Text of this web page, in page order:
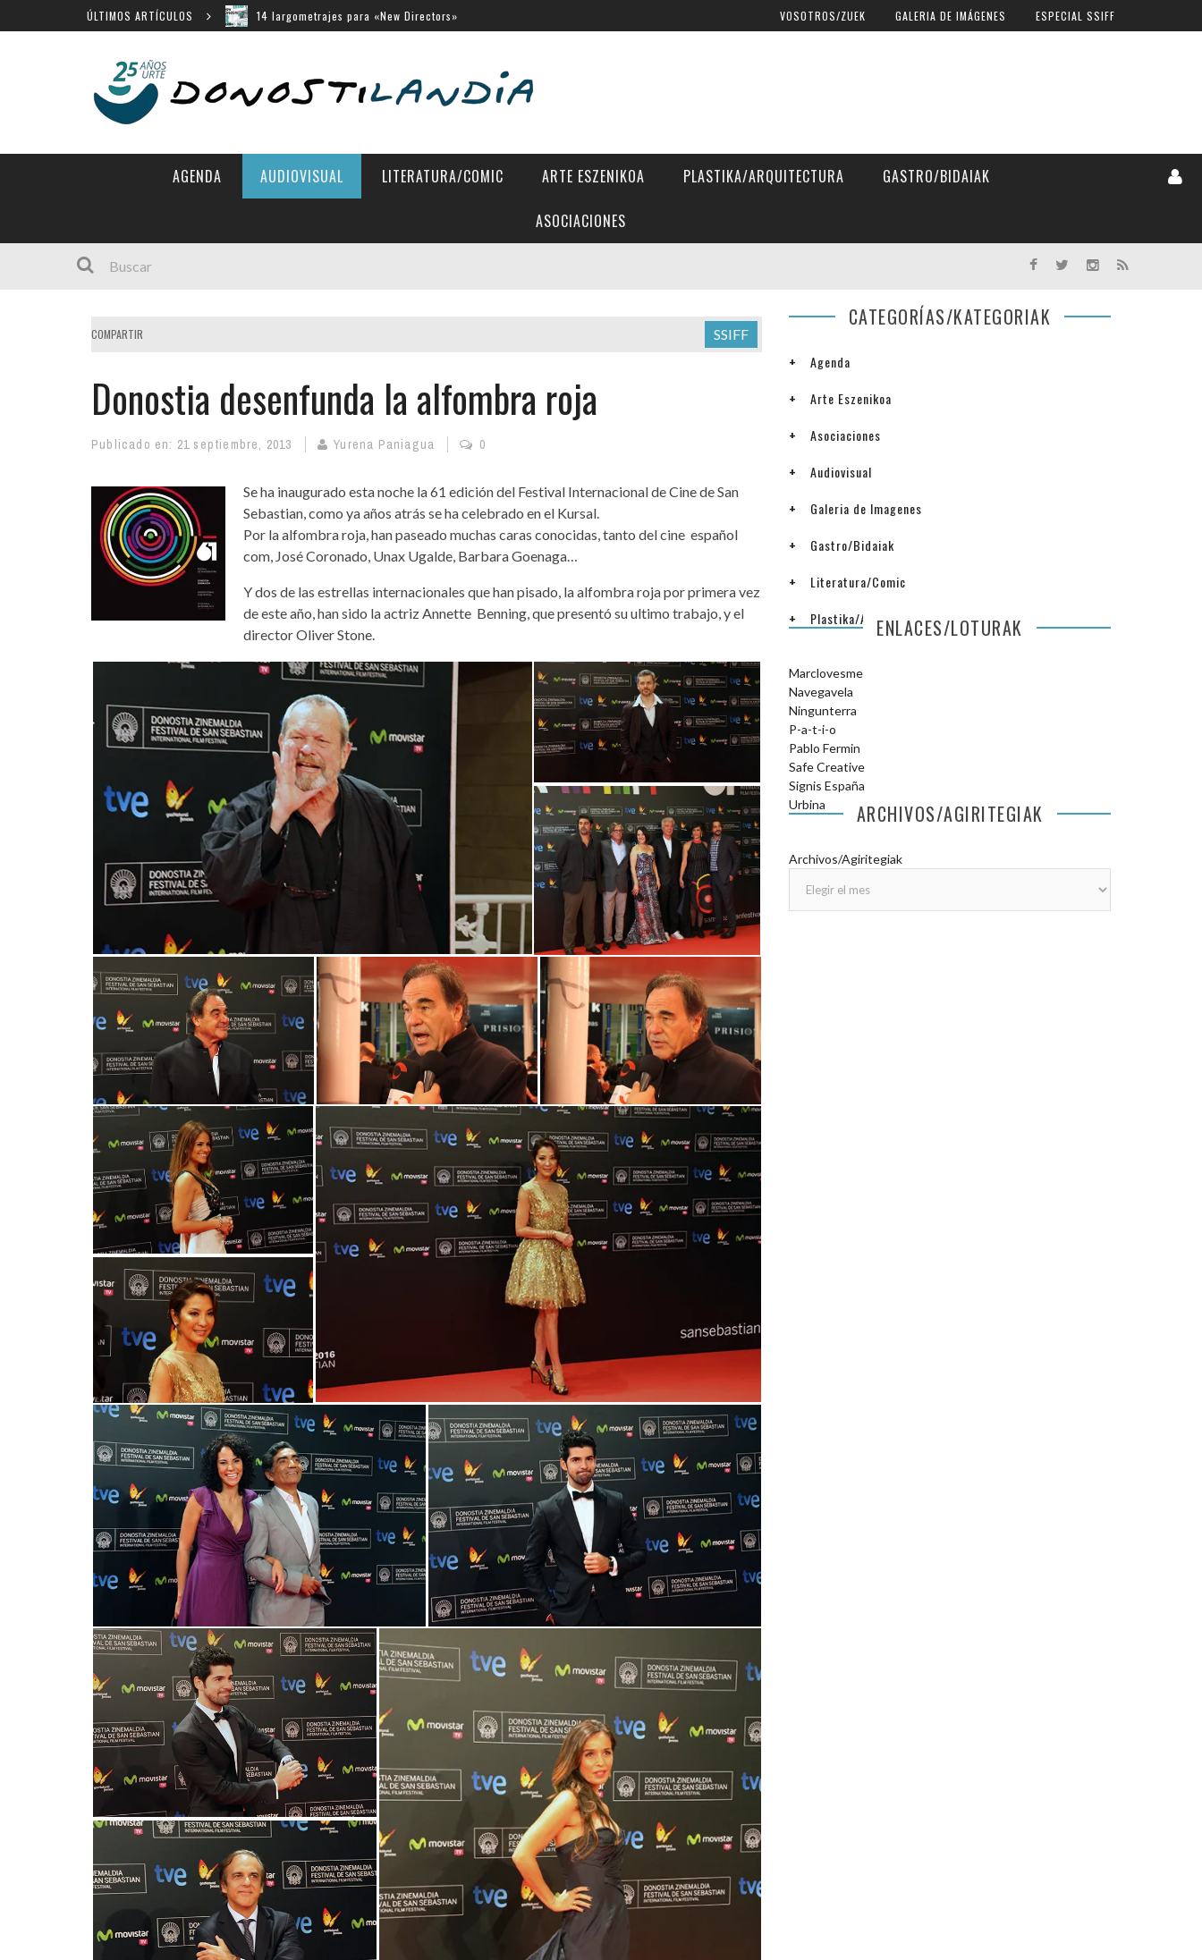
ÚLTIMOS ARTÍCULOS
14 largometrajes para «New Directors»
Movistar Plus apuesta por SSIFF
Menú cerrado en el Victoria Eugenia
VOSOTROS/ZUEK GALERIA DE IMÁGENES ESPECIAL SSIFF
AGENDA AUDIOVISUAL LITERATURA/COMIC ARTE ESZENIKOA PLASTIKA/ARQUITECTURA GASTRO/BIDAIAK
ASOCIACIONES
COMPARTIR SSIFF
Donostia desenfunda la alfombra roja
Publicado en: 21 septiembre, 2013 Yurena Paniagua 0
Se ha inaugurado esta noche la 61 edición del Festival Internacional de Cine de San
Sebastian, como ya años atrás se ha celebrado en el Kursal.
Por la alfombra roja, han paseado muchas caras conocidas, tanto del cine español
com, José Coronado, Unax Ugalde, Barbara Goenaga…
Y dos de las estrellas internacionales que han pisado, la alfombra roja por primera vez
de este año, han sido la actriz Annette Benning, que presentó su ultimo trabajo, y el
director Oliver Stone.
CATEGORÍAS/KATEGORIAK
Agenda
Arte Eszenikoa
Asociaciones
Audiovisual
Galeria de Imagenes
Gastro/Bidaiak
Literatura/Comic
Plastika/ArquitecturaENLACES/LOTURAK
Marclovesme
Navegavela
Ningunterra
P-a-t-i-o
Pablo Fermin
Safe Creative
Signis España
Urbina
ARCHIVOS/AGIRITEGIAK
Archivos/Agiritegiak